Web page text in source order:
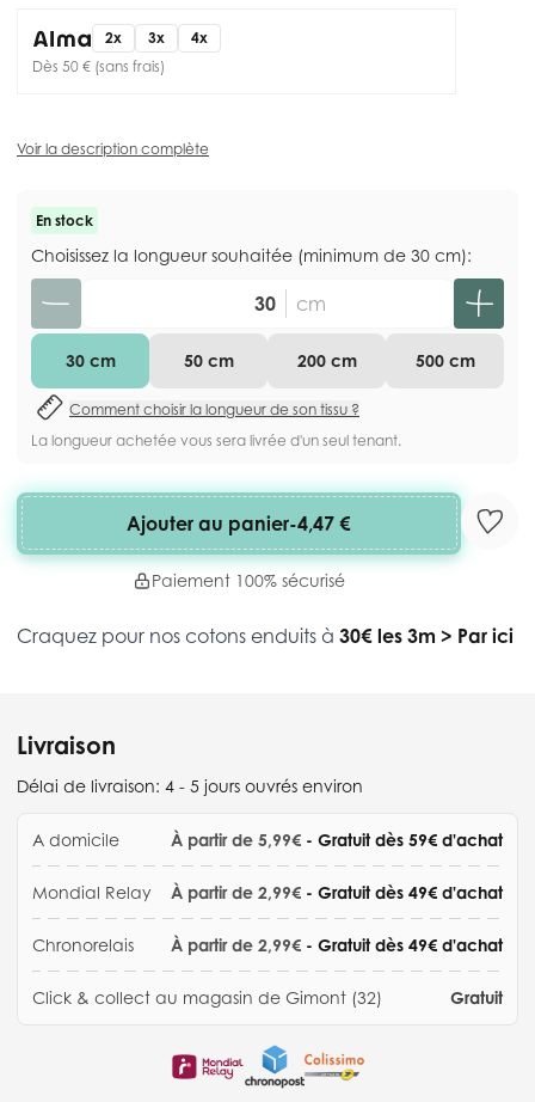
2x 3x
4x
Dès 50 € (sans frais)
Voir la description complète
En stock
Choisissez la longueur souhaitée (minimum de 30 cm):
cm
30 cm 50 cm 200 cm 500 cm
Comment choisir la longueur de son tissu ?
La longueur achetée vous sera livrée d'un seul tenant.
Ajouter au panier-4,47 €
Paiement 100% sécurisé
Craquez pour nos cotons enduits à 30€ les 3m > Par ici
Livraison
Délai de livraison: 4 - 5 jours ouvrés environ
A domicile À partir de 5,99€ - Gratuit dès 59€ d'achat
Mondial Relay À partir de 2,99€ - Gratuit dès 49€ d'achat
Chronorelais À partir de 2,99€ - Gratuit dès 49€ d'achat
Click & collect au magasin de Gimont (32) Gratuit